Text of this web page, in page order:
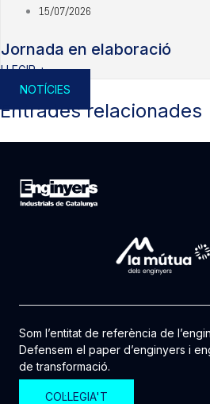
15/07/2026
Jornada en elaboració
LLEGIR +
NOTÍCIES
Entrades relacionades
Som l’entitat de referència de
Defensem el paper d’enginyers i
de transformació.
COL·LEGIA'T